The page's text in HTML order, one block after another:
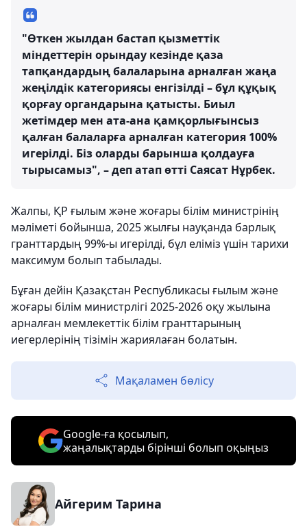
"Өткен жылдан бастап қызметтік
міндеттерін орындау кезінде қаза
тапқандардың балаларына арналған жаңа
жеңілдік категориясы енгізілді – бұл құқық
қорғау органдарына қатысты. Биыл
жетімдер мен ата-ана қамқорлығынсыз
қалған балаларға арналған категория 100%
игерілді. Біз оларды барынша қолдауға
тырысамыз", – деп атап өтті Саясат Нұрбек.
Жалпы, ҚР ғылым және жоғары білім министрінің
мәліметі бойынша, 2025 жылғы науқанда барлық
гранттардың 99%-ы игерілді, бұл еліміз үшін тарихи
максимум болып табылады.
Бұған дейін Қазақстан Республикасы ғылым және
жоғары білім министрлігі 2025-2026 оқу жылына
арналған мемлекеттік білім гранттарының
иегерлерінің тізімін жариялаған болатын.
Мақаламен бөлісу
Google-ға қосылып,
жаңалықтарды бірінші болып оқыңыз
Айгерим Тарина